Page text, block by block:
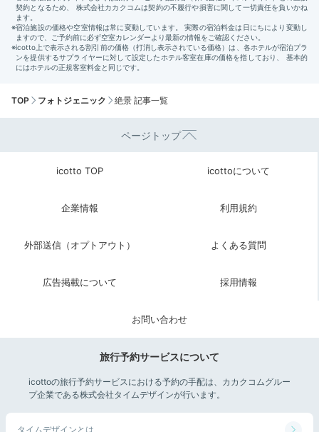
TOP フォトジェニック 絶景 記事一覧
ページトップ
icotto TOP icottoについて
企業情報 利用規約
外部送信（オプトアウト） よくある質問
広告掲載について 採用情報
お問い合わせ
旅行予約サービスについて
icottoの旅行予約サービスにおける予約の手配は、カカクコムグルー
プ企業である株式会社タイムデザインが行います。
タイムデザインとは